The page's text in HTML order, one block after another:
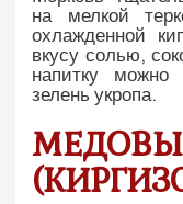
на мелкой
охлажденной
вкусу солью,
напитку можно
зелень укропа.